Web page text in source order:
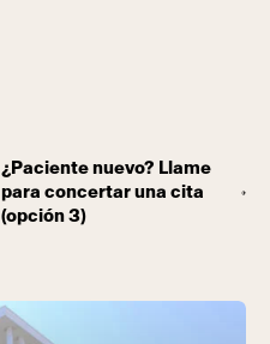
¿Paciente nuevo? Llame
para concertar una cita
(opción 3)